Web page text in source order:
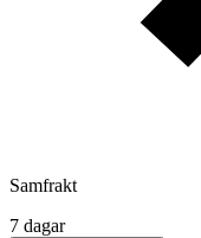
Samfrakt
7 dagar